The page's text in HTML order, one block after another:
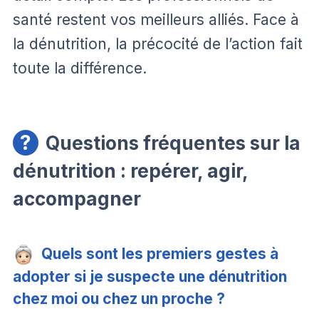
santé restent vos meilleurs alliés. Face à
la dénutrition, la précocité de l’action fait
toute la différence.
Questions fréquentes sur la
dénutrition : repérer, agir,
accompagner
Quels sont les premiers gestes à
adopter si je suspecte une dénutrition
chez moi ou chez un proche ?